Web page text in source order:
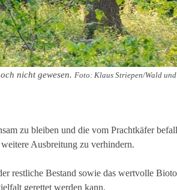
nicht gewesen. Foto: Klaus Striepen/Wald
zu bleiben und die vom Prachtkäfer
Ausbreitung zu verhindern.
restliche Bestand sowie das wertvolle
gerettet werden kann.